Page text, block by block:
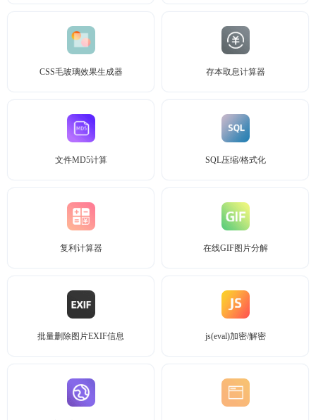
CSS毛玻璃效果生成器 存本取息计算器
文件MD5计算 SQL压缩/格式化
复利计算器 在线GIF图片分解
批量删除图片EXIF信息 js(eval)加密/解密